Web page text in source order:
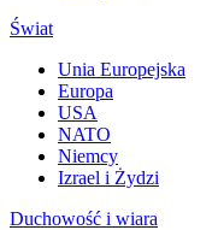
Świat
Unia Europejska
Europa
USA
NATO
Niemcy
Izrael i Żydzi
Duchowość i wiara